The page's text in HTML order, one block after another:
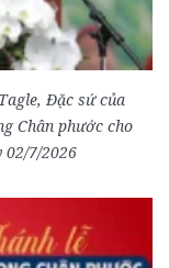
Đặc sứ của
Chân phước cho
02/7/2026